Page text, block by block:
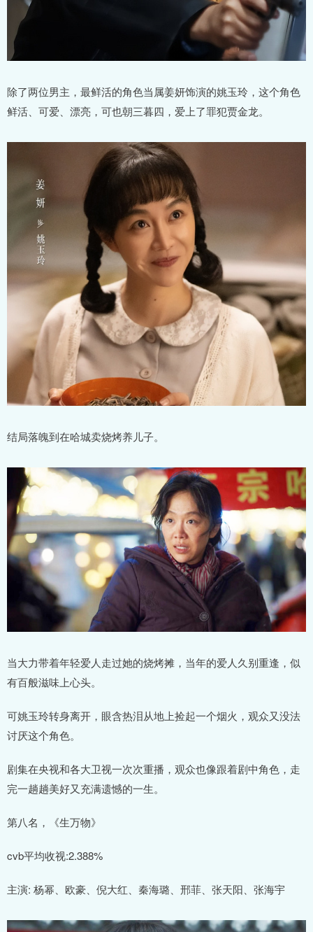
除了两位男主，最鲜活的角色当属姜妍饰演的姚玉玲，这个角色
鲜活、可爱、漂亮，可也朝三暮四，爱上了罪犯贾金龙。
结局落魄到在哈城卖烧烤养儿子。
当大力带着年轻爱人走过她的烧烤摊，当年的爱人久别重逢，似
有百般滋味上心头。
可姚玉玲转身离开，眼含热泪从地上捡起一个烟火，观众又没法
讨厌这个角色。
剧集在央视和各大卫视一次次重播，观众也像跟着剧中角色，走
完一趟趟美好又充满遗憾的一生。
第八名，《生万物》
cvb平均收视:2.388%
主演: 杨幂、欧豪、倪大红、秦海璐、邢菲、张天阳、张海宇